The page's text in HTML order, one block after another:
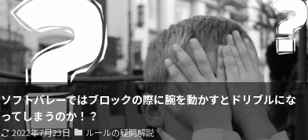
ソフトバレーではブロックの際に腕を動かすとドリブルにな
ってしまうのか！？
2022年7月23日 ルールの疑問解説